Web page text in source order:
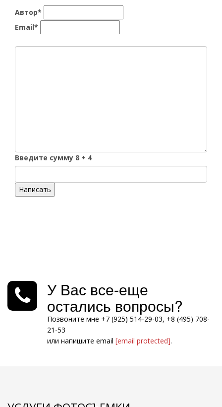
Автор*
Email*
Введите сумму 8 + 4
Написать
У Вас все-еще
остались вопросы?
Позвоните мне +7 (925) 514-29-03, +8 (495) 708-
21-53
или напишите email [email protected].